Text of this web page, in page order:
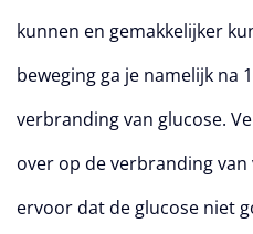
kunnen en gemakkelijker
beweging ga je namelijk na
verbranding van glucose.
over op de verbranding
ervoor dat de glucose niet